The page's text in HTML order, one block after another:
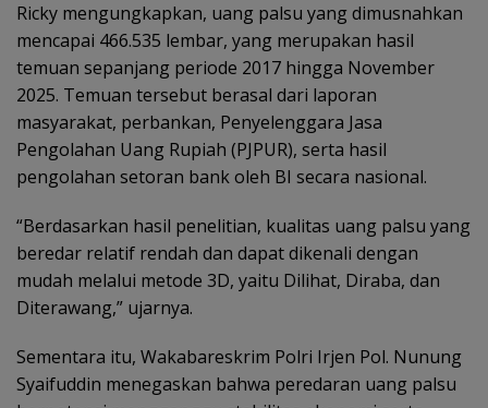
Ricky mengungkapkan, uang palsu yang dimusnahkan
mencapai 466.535 lembar, yang merupakan hasil
temuan sepanjang periode 2017 hingga November
2025. Temuan tersebut berasal dari laporan
masyarakat, perbankan, Penyelenggara Jasa
Pengolahan Uang Rupiah (PJPUR), serta hasil
pengolahan setoran bank oleh BI secara nasional.
“Berdasarkan hasil penelitian, kualitas uang palsu yang
beredar relatif rendah dan dapat dikenali dengan
mudah melalui metode 3D, yaitu Dilihat, Diraba, dan
Diterawang,” ujarnya.
Sementara itu, Wakabareskrim Polri Irjen Pol. Nunung
Syaifuddin menegaskan bahwa peredaran uang palsu